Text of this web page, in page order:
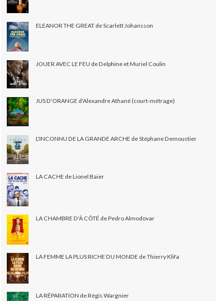
ELEANOR THE GREAT de Scarlett Johansson
JOUER AVEC LE FEU de Delphine et Muriel Coulin
JUS D'ORANGE d'Alexandre Athané (court-métrage)
L'INCONNU DE LA GRANDE ARCHE de Stéphane Demoustier
LA CACHE de Lionel Baier
LA CHAMBRE D'À CÔTÉ de Pedro Almodovar
LA FEMME LA PLUS RICHE DU MONDE de Thierry Klifa
LA RÉPARATION de Régis Wargnier